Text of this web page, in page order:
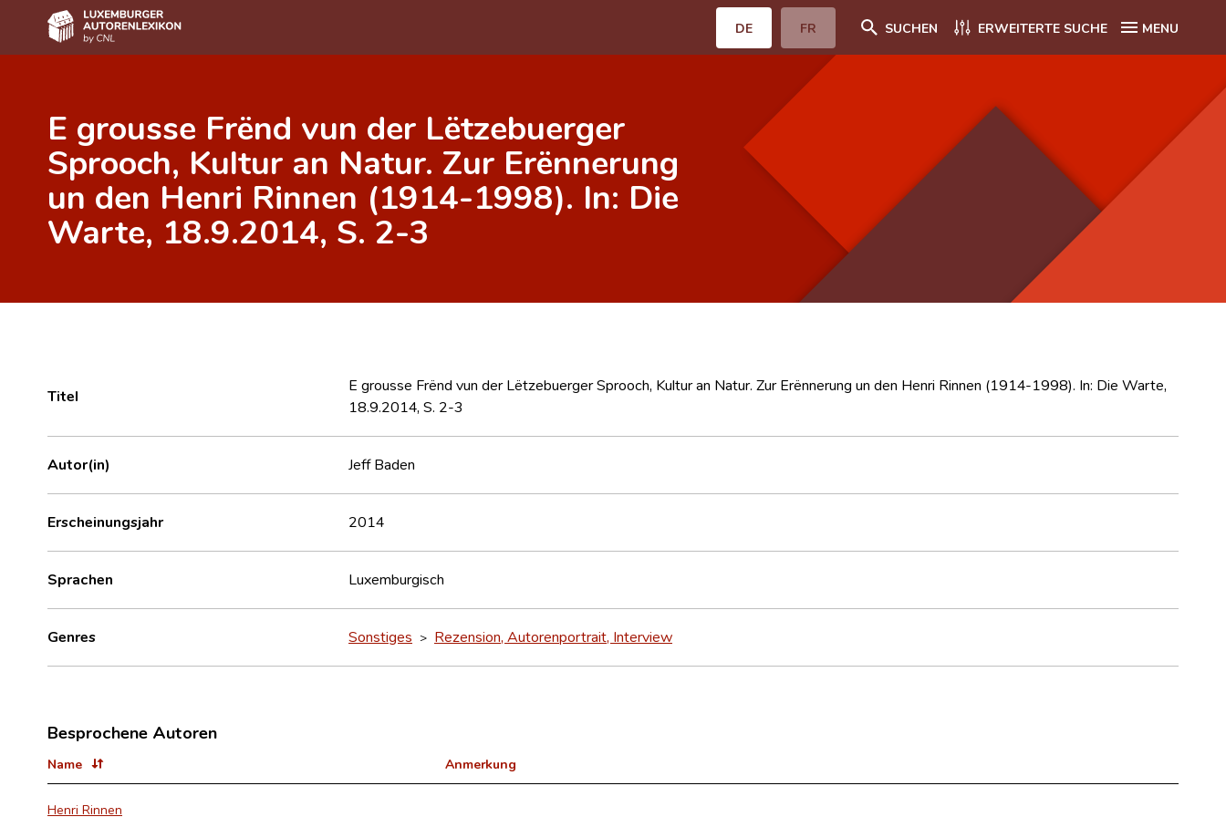
DE FR SUCHEN ERWEITERTE SUCHE MENU
Autor(inn)en A-Z
Erweiterte Suche
Häufige Fragen und Antworten
CNL
E grousse Frënd vun der Lëtzebuerger
Sprooch, Kultur an Natur. Zur Erënnerung
un den Henri Rinnen (1914-1998). In: Die
Warte, 18.9.2014, S. 2-3
Titel
E grousse Frënd vun der Lëtzebuerger Sprooch, Kultur an Natur. Zur Erënnerung un den Henri Rinnen (1914-1998). In: Die Warte,
18.9.2014, S. 2-3
Autor(in) Jeff Baden
Erscheinungsjahr 2014
Sprachen Luxemburgisch
Genres Sonstiges > Rezension, Autorenportrait, Interview
Besprochene Autoren
Name Anmerkung
Henri Rinnen